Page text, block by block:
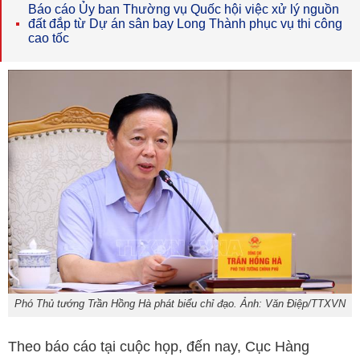
Báo cáo Ủy ban Thường vụ Quốc hội việc xử lý nguồn
đất đắp từ Dự án sân bay Long Thành phục vụ thi công
cao tốc
Phó Thủ tướng Trần Hồng Hà phát biểu chỉ đạo. Ảnh: Văn Điệp/TTXVN
Theo báo cáo tại cuộc họp, đến nay, Cục Hàng